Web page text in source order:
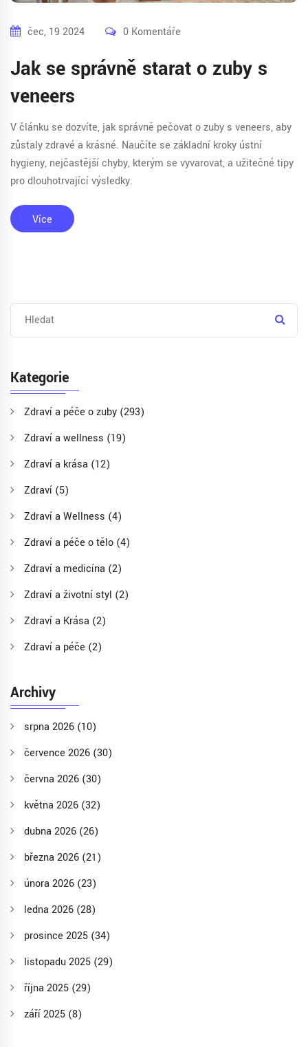
čec, 19 2024 0 Komentáře
Jak se správně starat o zuby s
veneers
V článku se dozvíte, jak správně pečovat o zuby s veneers, aby
zůstaly zdravé a krásné. Naučíte se základní kroky ústní
hygieny, nejčastější chyby, kterým se vyvarovat, a užitečné tipy
pro dlouhotrvající výsledky.
Více
Kategorie
Zdraví a péče o zuby (293)
Zdraví a wellness (19)
Zdraví a krása (12)
Zdraví (5)
Zdraví a Wellness (4)
Zdraví a péče o tělo (4)
Zdraví a medicína (2)
Zdraví a životní styl (2)
Zdraví a Krása (2)
Zdraví a péče (2)
Archivy
srpna 2026 (10)
července 2026 (30)
června 2026 (30)
května 2026 (32)
dubna 2026 (26)
března 2026 (21)
února 2026 (23)
ledna 2026 (28)
prosince 2025 (34)
listopadu 2025 (29)
října 2025 (29)
září 2025 (8)